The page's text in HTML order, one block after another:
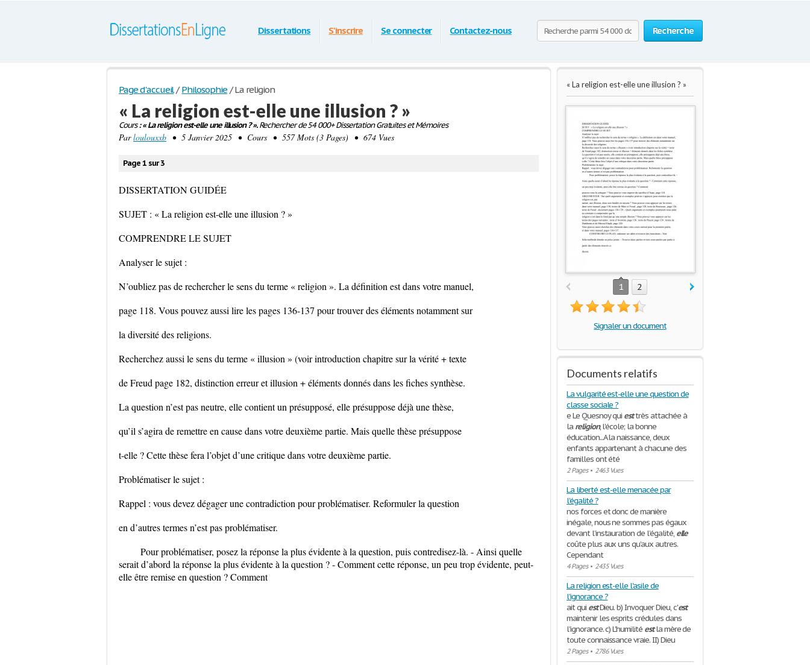
Recherche
Dissertations S'inscrire Se connecter Contactez-nous
Page d'accueil / Philosophie /La religion
« La religion est-elle une illusion ? »
Cours: « La religion est-elle une illusion ? ».Rechercher de 54 000+ Dissertation Gratuites et Mémoires
Parloulouxxb • 5 Janvier 2025 • Cours • 557 Mots (3 Pages) • 674 Vues
Page 1 sur 3
DISSERTATION GUIDÉE
SUJET : « La religion est-elle une illusion ? »
COMPRENDRE LE SUJET
Analyser le sujet :
N’oubliez pas de rechercher le sens du terme « religion ». La définition est dans votre manuel,
page 118. Vous pouvez aussi lire les pages 136-137 pour trouver des éléments notamment sur
la diversité des religions.
Recherchez aussi le sens du terme « illusion » (voir introduction chapitre sur la vérité + texte
de Freud page 182, distinction erreur et illusion + éléments donnés dans les fiches synthèse.
La question n’est pas neutre, elle contient un présupposé, elle présuppose déjà une thèse,
qu’il s’agira de remettre en cause dans votre deuxième partie. Mais quelle thèse présuppose
t-elle ? Cette thèse fera l’objet d’une critique dans votre deuxième partie.
Problématiser le sujet :
Rappel : vous devez dégager une contradiction pour problématiser. Reformuler la question
en d’autres termes n’est pas problématiser.
Pour problématiser, posez la réponse la plus évidente à la question, puis contredisez-là. - Ainsi quelle
serait d’abord la réponse la plus évidente à la question ? - Comment cette réponse, un peu trop évidente, peut-
elle être remise en question ? Comment
« La religion est-elle une illusion ? »
1 2
Signaler un document
Documents relatifs
La vulgarité est-elle une question de
classe sociale ?
e Le Quesnoy qui esttrès attachée à
la religion, l'école; la bonne
éducation...A la naissance, deux
enfants appartenant à chacune des
familles ont été
2 Pages• 2463 Vues
La liberté est-elle menacée par
l'égalité ?
nos forces et donc de manière
inégale, nous ne sommes pas égaux
devant l’instauration de l’égalité, elle
coûte plus aux uns qu’aux autres.
Cependant
4 Pages• 2435 Vues
La religion est-elle l'asile de
l'ignorance ?
ait qui estDieu. b) Invoquer Dieu, c'est
maintenir les esprits crédules dans
l'ignorance. c) L'humilité estla mère de
toute connaissance vraie. II) Dieu
2 Pages• 2786 Vues